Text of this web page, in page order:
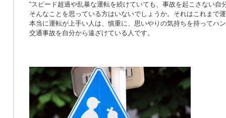
“スピード超過や乱暴な運転を続けていても、事故を起こさない自
そんなことを思っている方はいないでしょうか。それはこれまで
本当に運転が上手い人は、慎重に、思いやりの気持ちを持ってハ
交通事故を自分から遠ざけている人です。